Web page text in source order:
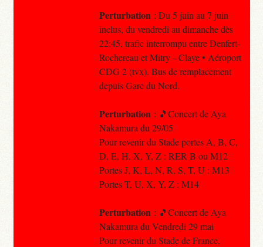
Perturbation : Du 5 juin au 7 juin
inclus, du vendredi au dimanche dès
22:45, trafic interrompu entre Denfert-
Rochereau et Mitry – Claye • Aéroport
CDG 2 (tvx). Bus de remplacement
depuis Gare du Nord.
Perturbation : 🎵Concert de Aya
Nakamura du 29/05
Pour revenir du Stade portes A, B, C,
D, E, H, X, Y, Z : RER B ou M12
Portes J, K, L, N, R, S, T, U : M13
Portes T, U, X, Y, Z : M14
Perturbation : 🎵Concert de Aya
Nakamura du Vendredi 29 mai
Pour revenir du Stade de France,